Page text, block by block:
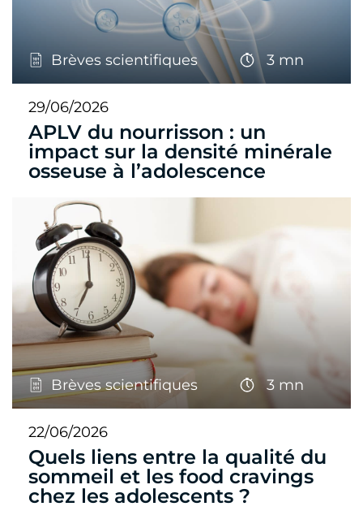
Brèves scientifiques 3 mn
29/06/2026
APLV du nourrisson : un
impact sur la densité minérale
osseuse à l’adolescence
Brèves scientifiques 3 mn
22/06/2026
Quels liens entre la qualité du
sommeil et les food cravings
chez les adolescents ?